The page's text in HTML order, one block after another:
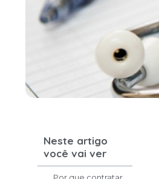
Neste artigo
você vai ver